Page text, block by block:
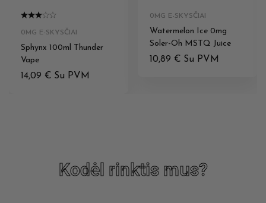
0MG E-SKYSČIAI
Sphynx 100ml Thunder
Vape
14,09 € Su PVM
0MG E-SKYSČIAI
Watermelon Ice 0mg
Soler-Oh MSTQ Juice
10,89 € Su PVM
Kodėl rinktis mus?